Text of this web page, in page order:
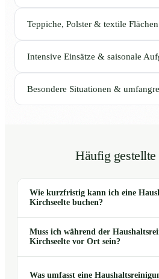
Teppiche, Polster & textile Flächen
Intensive Einsätze & saisonale
Besondere Situationen &
Häufig gestellte
Wie kurzfristig kann ich eine
Kirchseelte buchen?
Muss ich während der
Kirchseelte vor Ort sein?
Was umfasst eine